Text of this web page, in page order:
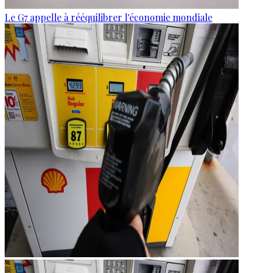
Le G7 appelle à rééquilibrer l'économie mondiale